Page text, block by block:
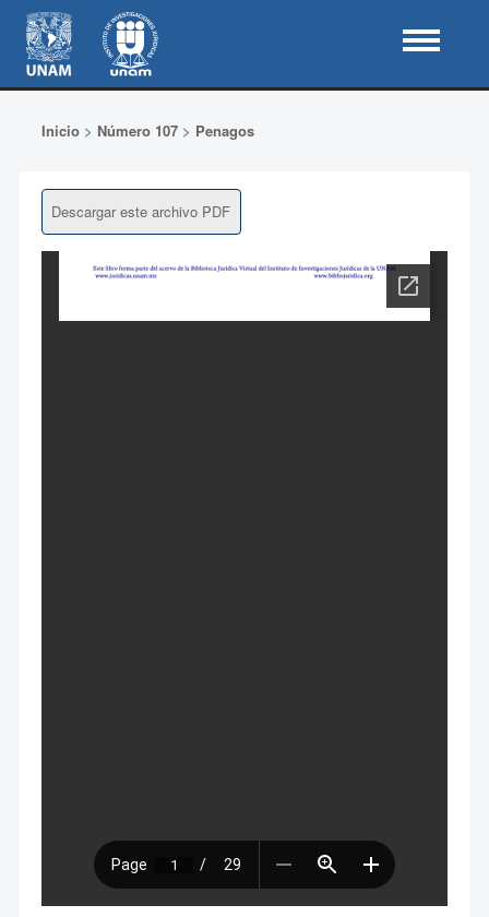
Inicio> Número 107> Penagos
Descargar este archivo PDF